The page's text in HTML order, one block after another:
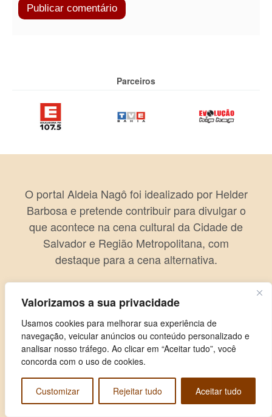
Valorizamos a sua privacidade
Usamos cookies para melhorar sua experiência de
navegação, veicular anúncios ou conteúdo personalizado e
analisar nosso tráfego. Ao clicar em “Aceitar tudo”, você
concorda com o uso de cookies.
Customizar Rejeitar tudo Aceitar tudo
Parceiros
O portal Aldeia Nagô foi idealizado por Helder
Barbosa e pretende contribuir para divulgar o
que acontece na cena cultural da Cidade de
Salvador e Região Metropolitana, com
destaque para a cena alternativa.
Copyright © 2026 Aldeia Nagô. Todos os direitos reservados.